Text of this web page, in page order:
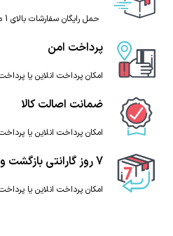
حمل رایگان سفارشات بالای 1 میلیون تومان
پرداخت امن
امکان پرداخت انلاین یا
ضمانت اصالت کالا
امکان پرداخت انلاین یا
7 روز گارانتی بازگشت وجه
امکان پرداخت انلاین یا